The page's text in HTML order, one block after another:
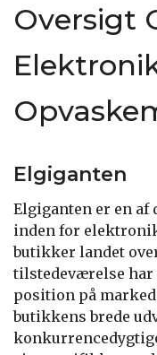
Oversigt
Elgiganten
Elgiganten er en
inden for
butikker landet
tilstedeværelse har
position på
butikkens brede